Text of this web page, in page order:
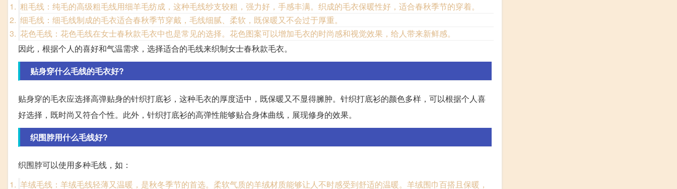
粗毛线：纯毛的高级粗毛线用细羊毛纺成，这种毛线纱支较粗，强力好，手感丰满。织成的毛衣保暖性好，适合春秋季节的穿着。
细毛线：细毛线制成的毛衣适合春秋季节穿戴，毛线细腻、柔软，既保暖又不会过于厚重。
花色毛线：花色毛线在女士春秋款毛衣中也是常见的选择。花色图案可以增加毛衣的时尚感和视觉效果，给人带来新鲜感。
因此，根据个人的喜好和气温需求，选择适合的毛线来织制女士春秋款毛衣。
贴身穿什么毛线的毛衣好?
贴身穿的毛衣应选择高弹贴身的针织打底衫，这种毛衣的厚度适中，既保暖又不显得臃肿。针织打底衫的颜色多样，可以根据个人喜
好选择，既时尚又符合个性。此外，针织打底衫的高弹性能够贴合身体曲线，展现修身的效果。
织围脖用什么毛线好?
织围脖可以使用多种毛线，如：
羊绒毛线：羊绒毛线轻薄又温暖，是秋冬季节的首选。柔软气质的羊绒材质能够让人不时感受到舒适的温暖。羊绒围巾百搭且保暖，